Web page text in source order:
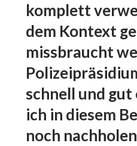
komplett
dem Kontext
missbraucht
schnell und
ich in diesem
noch